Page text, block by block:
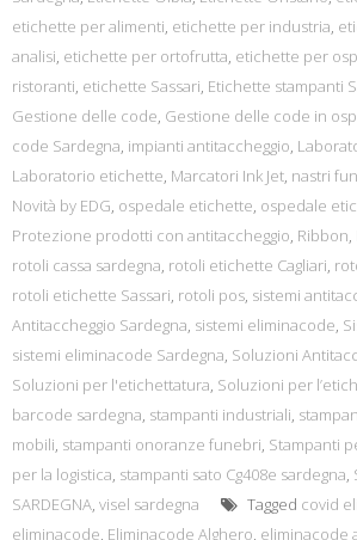
etichette per alimenti, etichette per industria,
analisi, etichette per ortofrutta, etichette per
ristoranti, etichette Sassari, Etichette stampanti
Gestione delle code, Gestione delle code in
code Sardegna, impianti antitaccheggio,
Laboratorio etichette, Marcatori Ink Jet, nastri
Novità by EDG, ospedale etichette, ospedale
Protezione prodotti con antitaccheggio, Ribbon,
rotoli cassa sardegna, rotoli etichette Cagliari,
rotoli etichette Sassari, rotoli pos, sistemi
Antitaccheggio Sardegna, sistemi eliminacode,
sistemi eliminacode Sardegna, Soluzioni
Soluzioni per l'etichettatura, Soluzioni per
barcode sardegna, stampanti industriali,
mobili, stampanti onoranze funebri, Stampanti
per la logistica, stampanti sato Cg408e sardegna,
SARDEGNA, visel sardegna Tagged covid
eliminacode, Eliminacode Alghero, eliminacode